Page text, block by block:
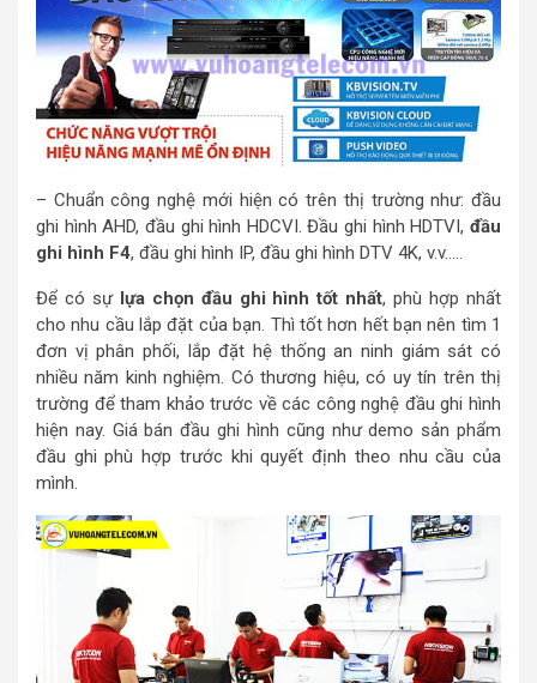
– Chuẩn công nghệ mới hiện có trên thị trường như: đầu
ghi hình AHD, đầu ghi hình HDCVI. Đầu ghi hình HDTVI, đầu
ghi hình F4, đầu ghi hình IP, đầu ghi hình DTV 4K, v.v…..
Để có sự lựa chọn đầu ghi hình tốt nhất, phù hợp nhất
cho nhu cầu lắp đặt của bạn. Thì tốt hơn hết bạn nên tìm 1
đơn vị phân phối, lắp đặt hệ thống an ninh giám sát có
nhiều năm kinh nghiệm. Có thương hiệu, có uy tín trên thị
trường để tham khảo trước về các công nghệ đầu ghi hình
hiện nay. Giá bán đầu ghi hình cũng như demo sản phẩm
đầu ghi phù hợp trước khi quyết định theo nhu cầu của
mình.